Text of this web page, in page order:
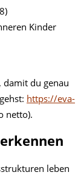
Kinder
damit du genau
https://eva-
netto).
leben